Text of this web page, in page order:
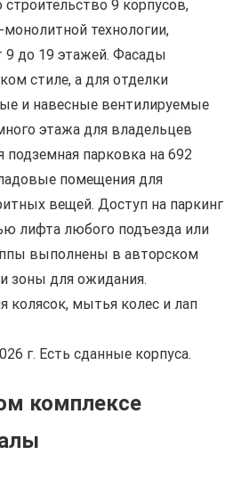
9 корпусов,
технологии,
9 до 19 этажей. Фасады
стиле, а для отделки
и навесные вентилируемые
этажа для владельцев
парковка на 692
помещения для
вещей. Доступ на паркинг
лифта любого подъезда или
выполнены в авторском
зоны для ожидания.
колясок, мытья колес и лап
г. Есть сданные корпуса.
комплексе